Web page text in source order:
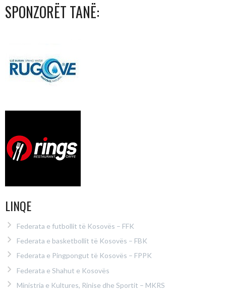
SPONZORËT TANË:
LINQE
Federata e futbollit të Kosovës – FFK
Federata e basketbollit të Kosovës – FBK
Federata e Pingpongut të Kosovës – FPPK
Federata e Shahut e Kosovës
Ministria e Kultures, Rinise dhe Sportit – MKRS